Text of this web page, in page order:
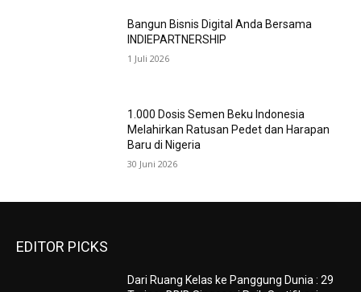
Bangun Bisnis Digital Anda Bersama
INDIEPARTNERSHIP
1 Juli 2026
1.000 Dosis Semen Beku Indonesia
Melahirkan Ratusan Pedet dan Harapan
Baru di Nigeria
30 Juni 2026
EDITOR PICKS
Dari Ruang Kelas ke Panggung Dunia : 29